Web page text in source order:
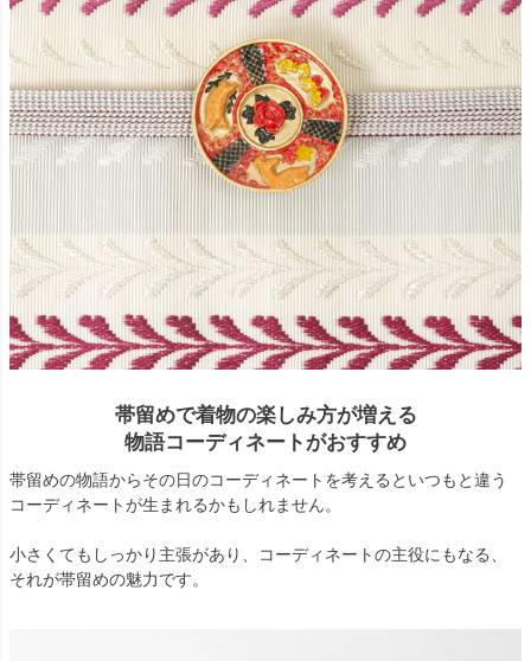
帯留めで着物の楽しみ方が増える
物語コーディネートがおすすめ
帯留めの物語からその日のコーディネートを考えるといつもと違う
コーディネートが生まれるかもしれません。
小さくてもしっかり主張があり、コーディネートの主役にもなる、
それが帯留めの魅力です。